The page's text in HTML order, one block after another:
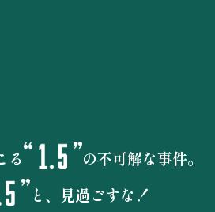
る の不可解な事件。
と、見過ごすな！